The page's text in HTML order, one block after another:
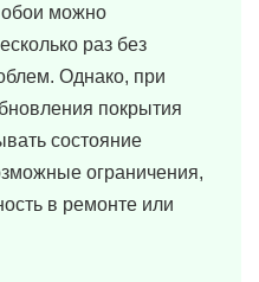
можно
раз без
Однако, при
покрытия
состояние
ограничения,
в ремонте или